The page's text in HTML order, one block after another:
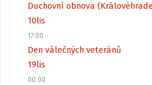
Duchovní obnova
10lis
17:00
Den válečných veteránů
19lis
00:00